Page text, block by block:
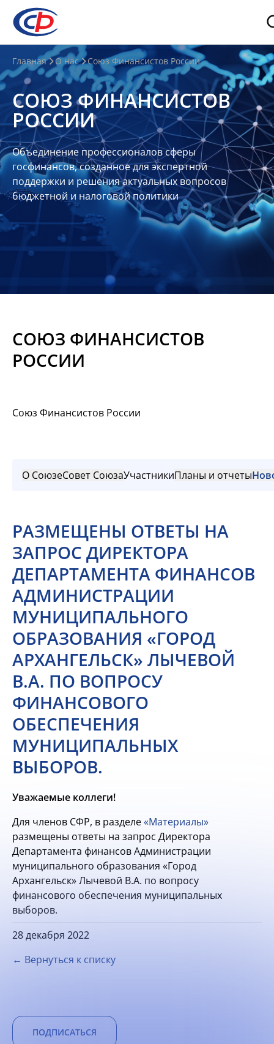
О
нас
О
СФР
Совет
Союза
Участники
Планы
отчеты
Контакты
Материалы
Главная О нас Союз Финансистов России
СОЮЗ ФИНАНСИСТОВ
РОССИИ
Объединение профессионалов сферы
госфинансов, созданное для экспертной
поддержки и решения актуальных вопросов
бюджетной и налоговой политики
СОЮЗ ФИНАНСИСТОВ
РОССИИ
Союз Финансистов России
О СоюзеСовет СоюзаУчастникиПланы и отчеты
РАЗМЕЩЕНЫ ОТВЕТЫ НА
ЗАПРОС ДИРЕКТОРА
ДЕПАРТАМЕНТА ФИНАНСОВ
АДМИНИСТРАЦИИ
МУНИЦИПАЛЬНОГО
ОБРАЗОВАНИЯ «ГОРОД
АРХАНГЕЛЬСК» ЛЫЧЕВОЙ
В.А. ПО ВОПРОСУ
ФИНАНСОВОГО
ОБЕСПЕЧЕНИЯ
МУНИЦИПАЛЬНЫХ
ВЫБОРОВ.
Уважаемые коллеги!
Для членов СФР, в разделе«Материалы»
размещены ответы на запрос Директора
Департамента финансов Администрации
муниципального образования «Город
Архангельск» Лычевой В.А. по вопросу
финансового обеспечения муниципальных
выборов.
28 декабря 2022
← Вернуться к списку
ПОДПИСАТЬСЯ